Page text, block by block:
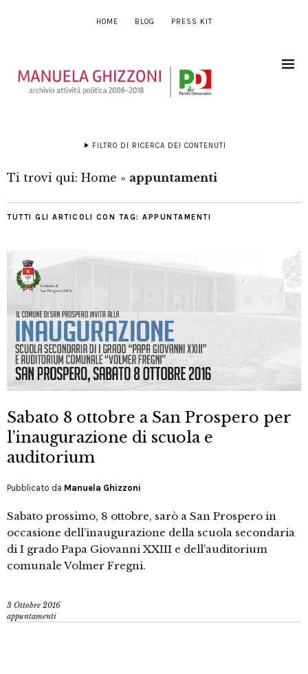
HOME BLOG PRESS KIT
FILTRO DI RICERCA DEI CONTENUTI
Ti trovi qui: Home » appuntamenti
TUTTI GLI ARTICOLI CON TAG: APPUNTAMENTI
Sabato 8 ottobre a San Prospero per
l’inaugurazione di scuola e
auditorium
Pubblicato da Manuela Ghizzoni
Sabato prossimo, 8 ottobre, sarò a San Prospero in
occasione dell’inaugurazione della scuola secondaria
di I grado Papa Giovanni XXIII e dell’auditorium
comunale Volmer Fregni.
3 Ottobre 2016
appuntamenti